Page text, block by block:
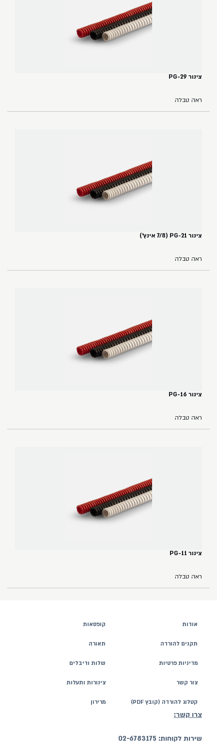
צינור PG-29
ראה טבלה
צינור PG-21 (7/8 אינץ')
ראה טבלה
צינור PG-16
ראה טבלה
צינור PG-11
ראה טבלה
צרו קשר:
שירות לקוחות: 02-6783175
אודות
תקנים להורדה
מדיניות פרטיות
צור קשר
קטלוג להורדה (קובץ PDF)
קופסאות
תאורה
שלות ודיבלים
צינורות ותעלות
מרירון